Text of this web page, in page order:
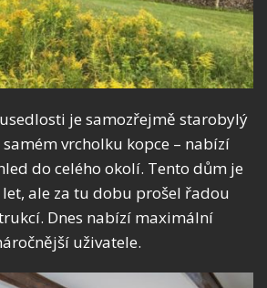
je samozřejmě starobylý
vrcholku kopce – nabízí
do celého okolí. Tento dům je
let, ale za tu dobu prošel řadou
Dnes nabízí maximální
uživatele.